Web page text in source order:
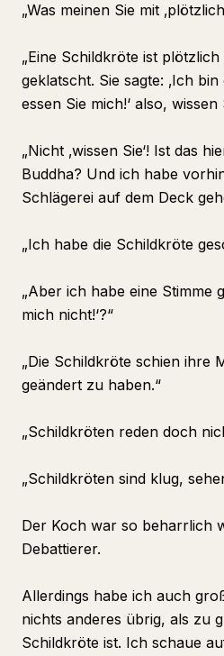
„Was meinen Sie mit
„Eine Schildkröte ist
geklatscht. Sie sagte: ‚Ich
essen Sie mich!‘ also, wissen
„Nicht ‚wissen Sie‘! Ist das
Buddha? Und ich habe
Schlägerei auf dem Deck
„Ich habe die Schildkröte
„Aber ich habe eine Stimme
mich nicht!‘?“
„Die Schildkröte schien ihre
geändert zu haben.“
„Schildkröten reden doch
„Schildkröten sind klug,
Der Koch war so beharrlich
Debattierer.
Allerdings habe ich auch
nichts anderes übrig, als zu
Schildkröte ist. Ich schaue